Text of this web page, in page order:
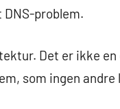
problem.
Det er ikke
som ingen andre